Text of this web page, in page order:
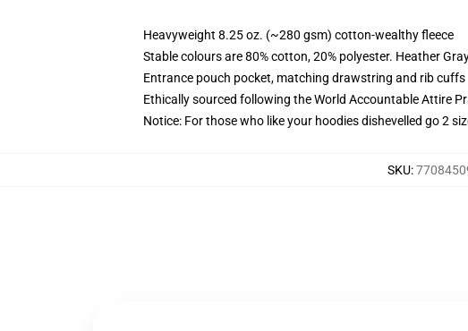
Heavyweight 8.25 oz. (~280 gsm) cotton-wealthy fleece
Stable colours are 80% cotton, 20% polyester. Heather
Entrance pouch pocket, matching drawstring and rib cuffs
Ethically sourced following the World Accountable Attire
Notice: For those who like your hoodies dishevelled go 2
SKU: